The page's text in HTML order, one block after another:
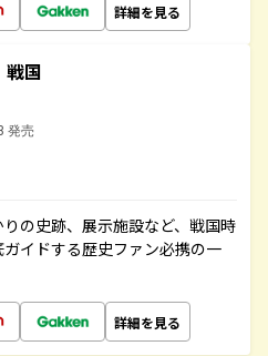
詳細を見る
国
発売
の史跡、展示施設など、戦国時
イドする歴史ファン必携の一
詳細を見る